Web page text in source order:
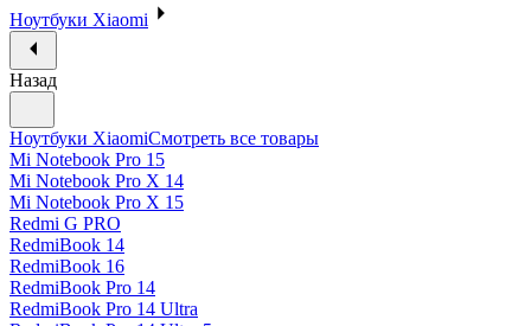
Ноутбуки Xiaomi
Назад
Ноутбуки XiaomiСмотреть все товары
Mi Notebook Pro 15
Mi Notebook Pro X 14
Mi Notebook Pro X 15
Redmi G PRO
RedmiBook 14
RedmiBook 16
RedmiBook Pro 14
RedmiBook Pro 14 Ultra